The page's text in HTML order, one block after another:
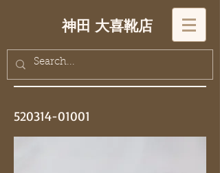
神田 大喜靴店
520314-01001